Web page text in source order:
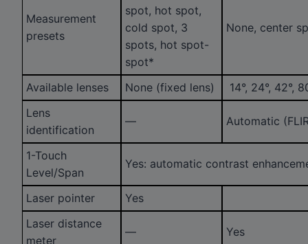
Measurement
presets
spot, hot spot,
cold spot, 3
spots, hot spot-
spot*
None, center
Available lenses None (fixed lens)
14°, 24°, 42°,
Lens
identification
— Automatic
1-Touch
Level/Span
Yes: automatic contrast
Laser pointer
Yes
Laser distance
meter
— Yes